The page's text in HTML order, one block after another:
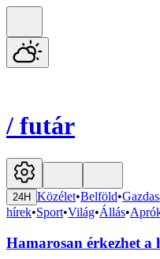
/ futár
24H Közélet•Belföld•
hírek•Sport•Világ•Állás•
Hamarosan érkezhet a